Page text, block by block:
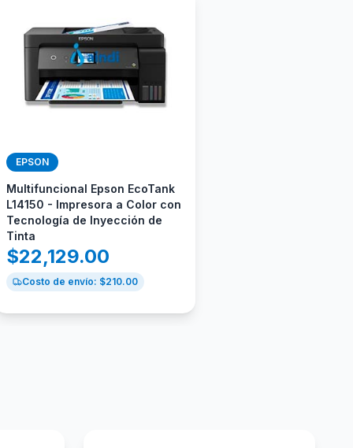
EPSON
Multifuncional Epson EcoTank
L14150 - Impresora a Color con
Tecnología de Inyección de
Tinta
$22,129.00
Costo de envío: $210.00